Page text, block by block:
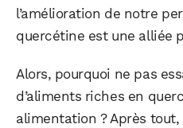
l’amélioration de notre
quercétine est une alliée
Alors, pourquoi ne pas
d’aliments riches en
alimentation ? Après tout,